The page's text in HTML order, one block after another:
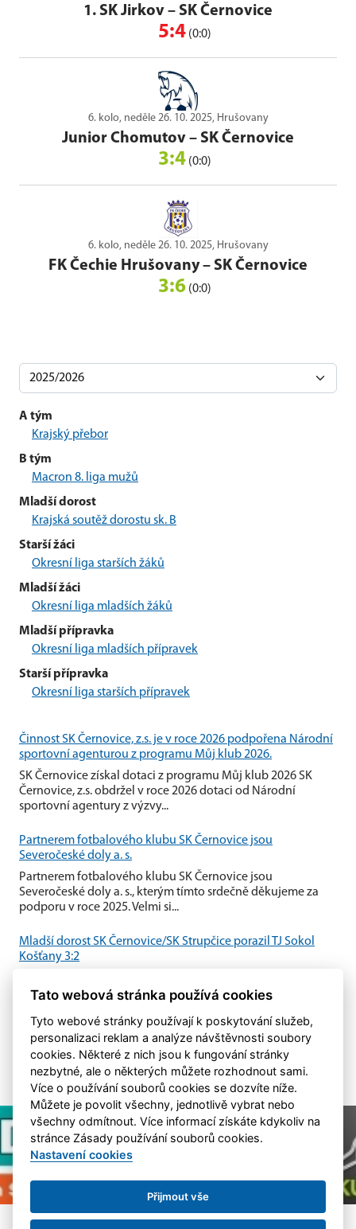
1. SK Jirkov – SK Černovice
5:4 (0:0)
6. kolo, neděle 26. 10. 2025, Hrušovany
Junior Chomutov – SK Černovice
3:4 (0:0)
6. kolo, neděle 26. 10. 2025, Hrušovany
FK Čechie Hrušovany– SK Černovice
3:6 (0:0)
A tým
Krajský přebor
B tým
Macron 8. liga mužů
Mladší dorost
Krajská soutěž dorostu sk. B
Starší žáci
Okresní liga starších žáků
Mladší žáci
Okresní liga mladších žáků
Mladší přípravka
Okresní liga mladších přípravek
Starší přípravka
Okresní liga starších přípravek
Činnost SK Černovice, z.s. je v roce 2026 podpořena Národní
sportovní agenturou z programu Můj klub 2026.
SK Černovice získal dotaci z programu Můj klub 2026 SK
Černovice, z.s. obdržel v roce 2026 dotaci od Národní
sportovní agentury z výzvy...
Partnerem fotbalového klubu SK Černovice jsou
Severočeské doly a. s.
Partnerem fotbalového klubu SK Černovice jsou
Severočeské doly a. s., kterým tímto srdečně děkujeme za
podporu v roce 2025. Velmi si...
Mladší dorost SK Černovice/SK Strupčice porazil TJ Sokol
Košťany 3:2
utkání proti TJ Sokol Košťany a po vyrovnaném průběhu
Tato webová stránka používá cookies
Tyto webové stránky používají k poskytování služeb,
personalizaci reklam a analýze návštěvnosti soubory
cookies. Některé z nich jsou k fungování stránky
nezbytné, ale o některých můžete rozhodnout sami.
Více o používání souborů cookies se dozvíte níže.
Můžete je povolit všechny, jednotlivě vybrat nebo
všechny odmítnout. Více informací získáte kdykoliv na
stránce Zásady používání souborů cookies.
Nastavení cookies
Přijmout vše